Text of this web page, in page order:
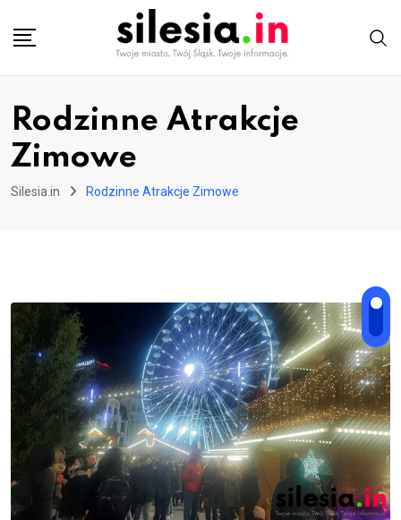
Rodzinne Atrakcje
Zimowe
Silesia.in Rodzinne Atrakcje Zimowe